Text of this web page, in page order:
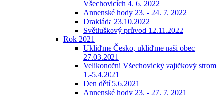
Všechovicích 4. 6. 2022
Annenské hody 23. - 24. 7. 2022
Drakiáda 23.10.2022
Světluškový průvod 12.11.2022
Rok 2021
Ukliďme Česko, ukliďme naši obec
27.03.2021
Velikonoční Všechovický vajíčkový strom
1.-5.4.2021
Den dětí 5.6.2021
Annenské hody 23. - 27. 7. 2021